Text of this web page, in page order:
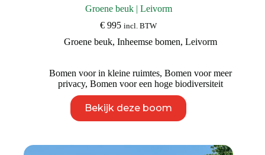
Groene beuk | Leivorm
€ 995 incl. BTW
Groene beuk, Inheemse bomen, Leivorm
Bomen voor in kleine ruimtes, Bomen voor meer
privacy, Bomen voor een hoge biodiversiteit
Bekijk deze boom
product
heeft